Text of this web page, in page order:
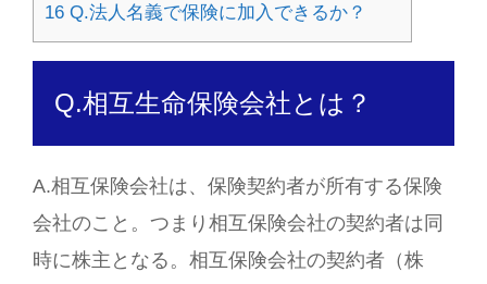
16 Q.法人名義で保険に加入できるか？
Q.相互生命保険会社とは？
A.相互保険会社は、保険契約者が所有する保険
会社のこと。つまり相互保険会社の契約者は同
時に株主となる。相互保険会社の契約者（株